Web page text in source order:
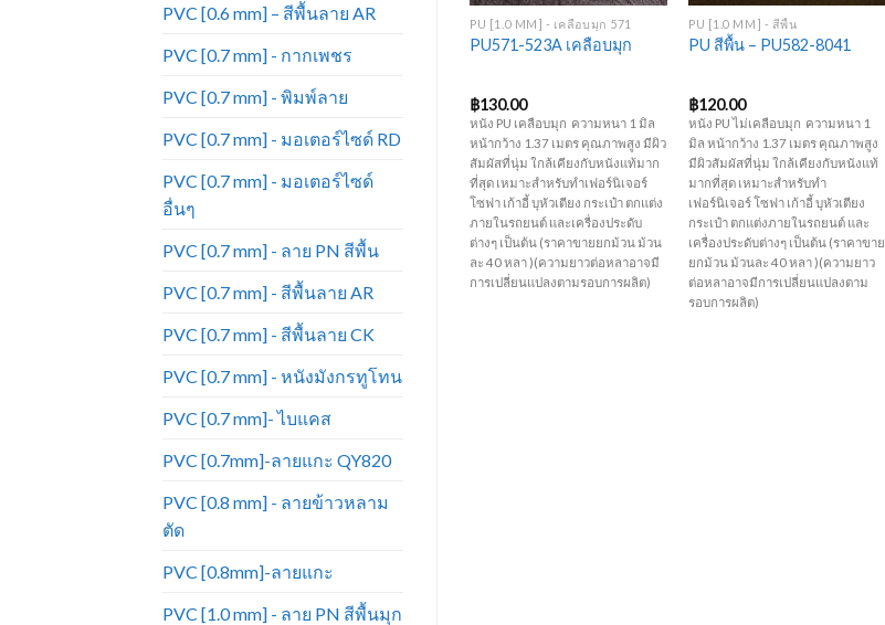
PVC [0.6 mm] – สีพื้นลาย AR
PVC [0.7 mm] - กากเพชร
PVC [0.7 mm] - พิมพ์ลาย
PVC [0.7 mm] - มอเตอร์ไซด์ RD
PVC [0.7 mm] - มอเตอร์ไซด์
อื่นๆ
PVC [0.7 mm] - ลาย PN สีพื้น
PVC [0.7 mm] - สีพื้นลาย AR
PVC [0.7 mm] - สีพื้นลาย CK
PVC [0.7 mm] - หนังมังกรทูโทน
PVC [0.7 mm]- ไบแคส
PVC [0.7mm]-ลายแกะ QY820
PVC [0.8 mm] - ลายข้าวหลาม
ตัด
PVC [0.8mm]-ลายแกะ
PVC [1.0 mm] - ลาย PN สีพื้นมุก
PU [1.0 MM] - เคลือบมุก 571
PU571-523A เคลือบมุก
฿130.00
หนัง PU เคลือบมุก ความหนา 1 มิล
หน้ากว้าง 1.37 เมตร คุณภาพสูง มีผิว
สัมผัสที่นุ่ม ใกล้เคียงกับหนังแท้มาก
ที่สุด เหมาะสำหรับทำเฟอร์นิเจอร์
โซฟา เก้าอี้ บุหัวเตียง กระเป๋า ตกแต่ง
ภายในรถยนต์ และเครื่องประดับ
ต่างๆ เป็นต้น (ราคาขายยกม้วน ม้วน
ละ 40 หลา )(ความยาวต่อหลาอาจมี
การเปลี่ยนแปลงตามรอบการผลิต)
PU [1.0 MM] - สีพื้น
PU สีพื้น – PU582-8041
฿120.00
หนัง PU ไม่เคลือบมุก ความหนา 1
มิล หน้ากว้าง 1.37 เมตร คุณภาพสูง
มีผิวสัมผัสที่นุ่ม ใกล้เคียงกับหนังแท้
มากที่สุด เหมาะสำหรับทำ
เฟอร์นิเจอร์ โซฟา เก้าอี้ บุหัวเตียง
กระเป๋า ตกแต่งภายในรถยนต์ และ
เครื่องประดับต่างๆ เป็นต้น (ราคาขาย
ยกม้วน ม้วนละ 40 หลา )(ความยาว
ต่อหลาอาจมีการเปลี่ยนแปลงตาม
รอบการผลิต)
มิล หน้ากว้าง 1.37 เมตร คุณภาพสูง
มากที่สุด เหมาะสำหรับทำ
เฟอร์นิเจอร์ โซฟา เก้าอี้ บุหัวเตียง
กระเป๋า ตกแต่งภายในรถยนต์ และ
เครื่องประดับต่างๆ เป็นต้น (ราคาขาย
ยกม้วน ม้วนละ 40 หลา )(ความยาว
PU [1.0 MM] - เคลือบมุก 571
PU571-818A เคลือบมุก
฿130.00
หน้ากว้าง 1.37 เมตร คุณภาพสูง มีผิว
ที่สุด เหมาะสำหรับทำเฟอร์นิเจอร์
ต่างๆ เป็นต้น (ราคาขายยกม้วน ม้วน
ละ 40 หลา )(ความยาวต่อหลาอาจมี
การเปลี่ยนแปลงตามรอบการผลิต)